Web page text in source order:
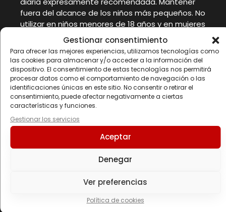
Gestionar consentimiento
Para ofrecer las mejores experiencias, utilizamos tecnologías como
las cookies para almacenar y/o acceder a la información del
dispositivo. El consentimiento de estas tecnologías nos permitirá
procesar datos como el comportamiento de navegación o las
identificaciones únicas en este sitio. No consentir o retirar el
consentimiento, puede afectar negativamente a ciertas
características y funciones.
Gestionar los servicios
Aceptar
Denegar
Ver preferencias
Política de cookies
fuera del alcance de los niños más pequeños. No
utilizar en niños menores de 18 años y en mujeres
embarazadas o en período de lactancia. No
utilizar en personas que padezcan
enfermedades inflamatorias o autoinmunes, en
personas que tienen que realizar una actividad
que requiere vigilancia sostenida donde la
somnolencia podría suponer un problema de
seguridad y/o en personas epilépticas,
asmáticas o que padecen trastornos del estado
de ánimo, del comportamiento o de la
personalidad. Conservar bien cerrado en un lugar
Información nutricional